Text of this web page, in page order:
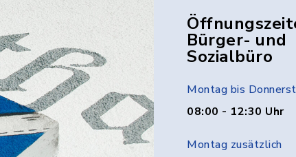
Bürger- und
Sozialbüro
Montag bis
08:00 - 12:30 Uhr
Montag zusätzlich